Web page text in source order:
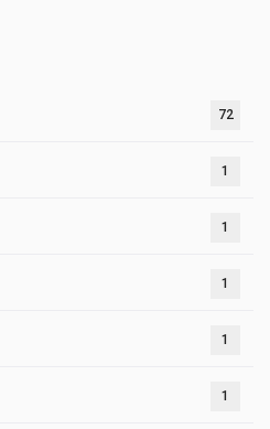
72
1
1
1
1
1